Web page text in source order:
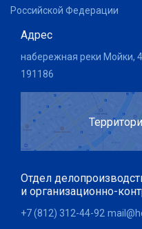
Российской Федерации
Адрес
набережная реки Мойки,
191186
Отдел
и организационно-
+7 (812) 312-44-92